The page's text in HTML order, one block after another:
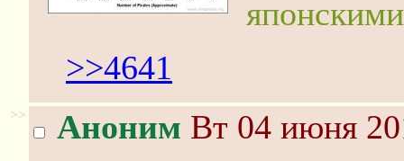
>>4641
>> Аноним Вт 04 июня